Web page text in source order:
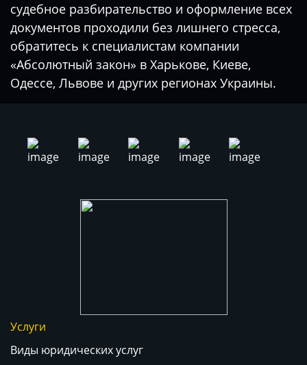
судебное разбирательство и оформление всех
документов проходили без лишнего стресса,
обратитесь к специалистам компании
«Абсолютный закон» в Харькове, Киеве,
Одессе, Львове и других регионах Украины.
Услуги
Виды юридических услуг